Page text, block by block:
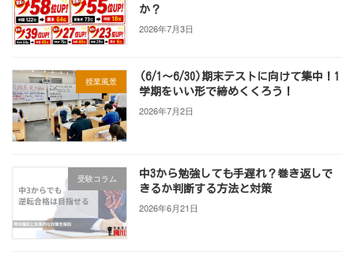
か？
2026年7月3日
授業風景
(6/1～6/30)期末テストに向けて集中！1
学期をいい形で締めくくろう！
2026年7月2日
受験コラム
中3から勉強しても手遅れ？巻き返しで
きるか判断する方法と対策
2026年6月21日